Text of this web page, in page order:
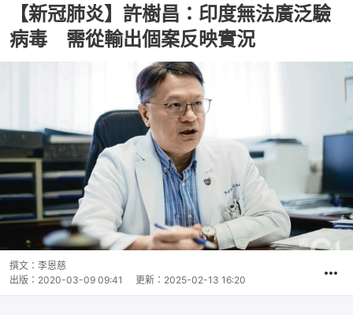
【新冠肺炎】許樹昌：印度無法廣泛驗
病毒 需從輸出個案反映實況
撰文： 李恩慈
出版： 2020-03-09 09:41 更新： 2025-02-13 16:20